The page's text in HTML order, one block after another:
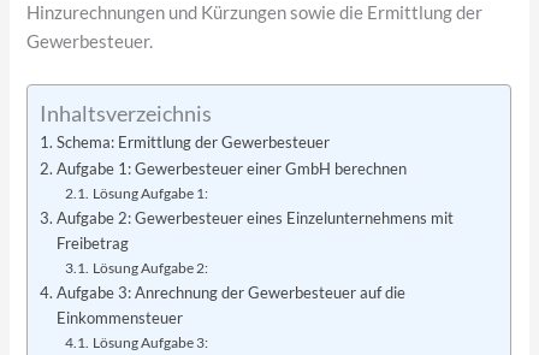
Hinzurechnungen und Kürzungen sowie die Ermittlung der
Gewerbesteuer.
Inhaltsverzeichnis
Schema: Ermittlung der Gewerbesteuer
Aufgabe 1: Gewerbesteuer einer GmbH berechnen
Lösung Aufgabe 1:
Aufgabe 2: Gewerbesteuer eines Einzelunternehmens mit
Freibetrag
Lösung Aufgabe 2:
Aufgabe 3: Anrechnung der Gewerbesteuer auf die
Einkommensteuer
Lösung Aufgabe 3: